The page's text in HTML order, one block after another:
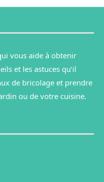
vous aide à obtenir
et les astuces qu’il
de bricolage et prendre
ou de votre cuisine.